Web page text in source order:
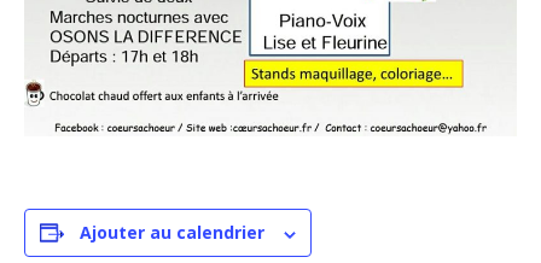
Ajouter au calendrier